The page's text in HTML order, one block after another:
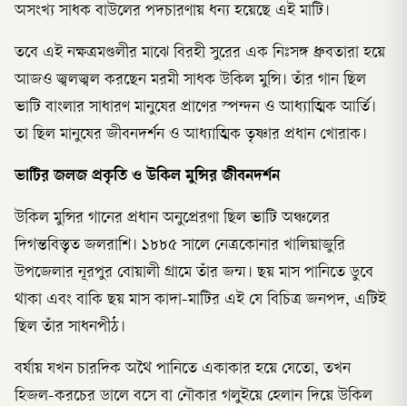
অসংখ্য সাধক বাউলের পদচারণায় ধন্য হয়েছে এই মাটি।
তবে এই নক্ষত্রমণ্ডলীর মাঝে বিরহী সুরের এক নিঃসঙ্গ ধ্রুবতারা হয়ে
আজও জ্বলজ্বল করছেন মরমী সাধক উকিল মুন্সি। তাঁর গান ছিল
ভাটি বাংলার সাধারণ মানুষের প্রাণের স্পন্দন ও আধ্যাত্মিক আর্তি।
তা ছিল মানুষের জীবনদর্শন ও আধ্যাত্মিক তৃষ্ণার প্রধান খোরাক।
ভাটির জলজ প্রকৃতি ও উকিল মুন্সির জীবনদর্শন
উকিল মুন্সির গানের প্রধান অনুপ্রেরণা ছিল ভাটি অঞ্চলের
দিগন্তবিস্তৃত জলরাশি। ১৮৮৫ সালে নেত্রকোনার খালিয়াজুরি
উপজেলার নূরপুর বোয়ালী গ্রামে তাঁর জন্ম। ছয় মাস পানিতে ডুবে
থাকা এবং বাকি ছয় মাস কাদা-মাটির এই যে বিচিত্র জনপদ, এটিই
ছিল তাঁর সাধনপীঠ।
বর্ষায় যখন চারদিক অথৈ পানিতে একাকার হয়ে যেতো, তখন
হিজল-করচের ডালে বসে বা নৌকার গলুইয়ে হেলান দিয়ে উকিল